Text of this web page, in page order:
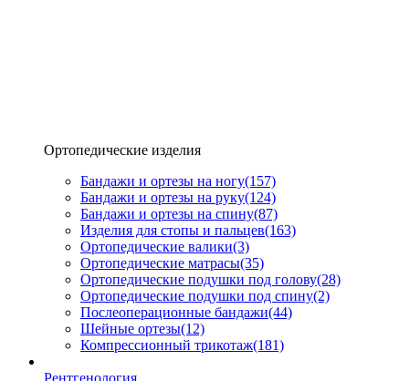
Ортопедические изделия
Бандажи и ортезы на ногу(157)
Бандажи и ортезы на руку(124)
Бандажи и ортезы на спину(87)
Изделия для стопы и пальцев(163)
Ортопедические валики(3)
Ортопедические матрасы(35)
Ортопедические подушки под голову(28)
Ортопедические подушки под спину(2)
Послеоперационные бандажи(44)
Шейные ортезы(12)
Компрессионный трикотаж(181)
Рентгенология